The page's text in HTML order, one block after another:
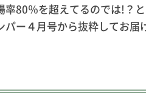
80％を超えてるのでは!
ー４月号から抜粋してお届